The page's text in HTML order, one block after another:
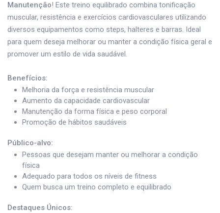
Manutenção! Este treino equilibrado combina tonificação
muscular, resistência e exercícios cardiovasculares utilizando
diversos equipamentos como steps, halteres e barras. Ideal
para quem deseja melhorar ou manter a condição física geral e
promover um estilo de vida saudável.
Benefícios:
Melhoria da força e resistência muscular
Aumento da capacidade cardiovascular
Manutenção da forma física e peso corporal
Promoção de hábitos saudáveis
Público-alvo:
Pessoas que desejam manter ou melhorar a condição
física
Adequado para todos os níveis de fitness
Quem busca um treino completo e equilibrado
Destaques Únicos: